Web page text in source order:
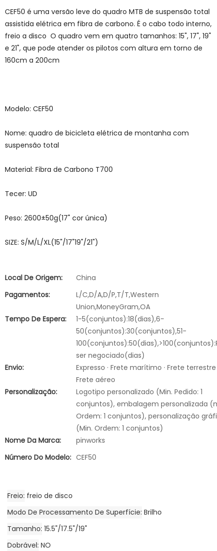
CEF50 é uma versão leve do quadro MTB de suspensão total
assistida elétrica em fibra de carbono. É o cabo todo interno,
freio a disco O quadro vem em quatro tamanhos: 15", 17", 19"
e 21", que pode atender os pilotos com altura em torno de
160cm a 200cm
Modelo: CEF50
Nome: quadro de bicicleta elétrica de montanha com
suspensão total
Material: Fibra de Carbono T700
Tecer: UD
Peso: 2600±50g(17" cor única)
SIZE: S/M/L/XL(15"/17"19"/21")
Local De Origem:
China
Pagamentos:
L/C,D/A,D/P,T/T,Western
Union,MoneyGram,OA
Tempo De Espera:
1-5(conjuntos):18(dias),6-
50(conjuntos):30(conjuntos),51-
ser negociado(dias)
Envio:
Expresso · Frete marítimo · Frete terrestre
Frete aéreo
Personalização:
Logotipo personalizado (Min. Pedido: 1
conjuntos), embalagem personalizada
Ordem: 1 conjuntos), personalização
(Min. Ordem: 1 conjuntos)
Nome Da Marca:
pinworks
Número Do Modelo: CEF50
Freio freio de disco
Modo De Processamento De Superfície Brilho
Tamanho 15.5"/17.5"/19"
Dobrável NO